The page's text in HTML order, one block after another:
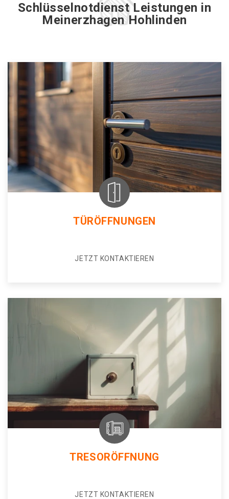
Schlüsselnotdienst Leistungen in
Meinerzhagen Hohlinden
TÜRÖFFNUNGEN
JETZT KONTAKTIEREN
TRESORÖFFNUNG
JETZT KONTAKTIEREN